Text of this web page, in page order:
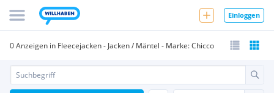
Einloggen
0 Anzeigen in Fleecejacken - Jacken / Mäntel - Marke: Chicco